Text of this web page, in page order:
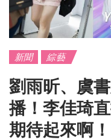
新聞 綜藝
劉雨昕、虞
播！李佳琦直
期待起來啊！